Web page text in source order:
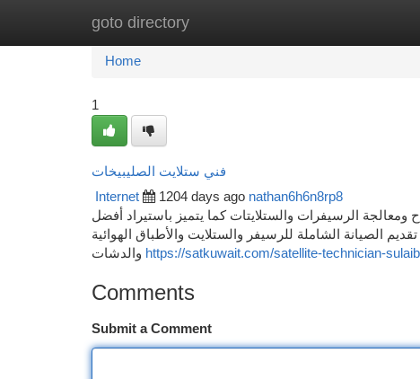
goto directory
Home New Site Listings
Home
1
فني ستلايت الصليبيخات
Internet 1204 days ago nathan6h6n8rp8
ومعالجة الرسيفرات والستلايتات كما يتميز باستيراد أفضل
الصيانة الشاملة للرسيفر والستلايت والأطباق الهوائية
https://satkuwait.com/satellite-technician-
Comments
Submit a Comment